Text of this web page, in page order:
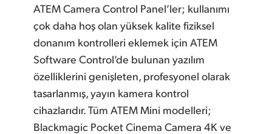
Hong Kong SAR, China
India
Italy
Japan
Korea
ATEM Camera Control Panel’ler; kullanımı
çok daha hoş olan yüksek kalite fiziksel
donanım kontrolleri eklemek için ATEM
Software Control’de bulunan yazılım
özelliklerini genişleten, profesyonel olarak
tasarlanmış, yayın kamera kontrol
cihazlarıdır. Tüm ATEM Mini modelleri;
Blackmagic Pocket Cinema Camera 4K ve